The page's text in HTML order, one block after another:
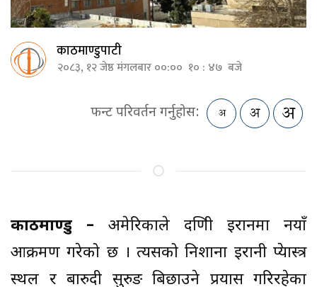
काठमाण्डुपाटी
२०८३, १२ जेष्ठ मंगलबार ००:०० १० : ४७ बजे
फन्ट परिवर्तन गर्नुहोस:
काठमाण्डु – अमेरिकाले दक्षिणी इरानमा नयाँ
आक्रमण गरेको छ । त्यसको निशाना इरानी क्षेप्यास्त्र
स्थल र बारुदी सुरुङ बिछाउने प्रयास गरिरहेका